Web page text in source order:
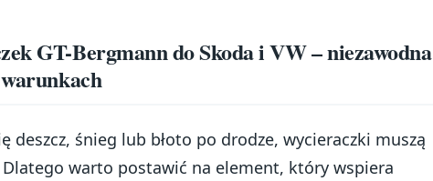
GT-Bergmann do Skoda i VW – niezawodna
deszcz, śnieg lub błoto po drodze, wycieraczki muszą
Dlatego warto postawić na element, który wspiera